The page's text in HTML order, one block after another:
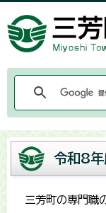
令和8年
三芳町の専門職